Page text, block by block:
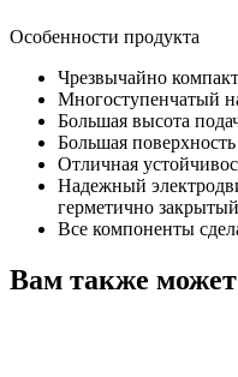
Особенности продукта
Чрезвычайно
Многоступенчатый
Большая высота
Большая
Отличная
Надежный
герметично закрытый
Все компоненты
Вам также